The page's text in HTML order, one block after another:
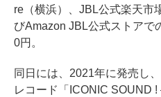
re（横浜）、JBL公式楽天市
びAmazon JBL公式ストアで
0円。
同日には、2021年に発売し
レコード「ICONIC SOUND